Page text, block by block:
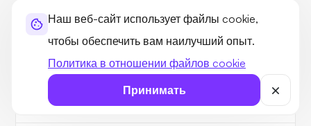
Наш веб-сайт использует файлы cookie,
чтобы обеспечить вам наилучший опыт.
Политика в отношении файлов cookie
Принимать
Как управлять безопасностью сервера на
дешевом VPS от Ultahost в Бурунди?
Какие типы программного обеспечения
поддерживает VPS-хостинг в Бурунди?